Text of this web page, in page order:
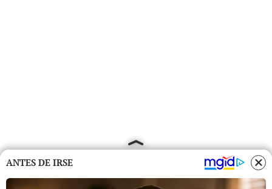
ANTES DE IRSE